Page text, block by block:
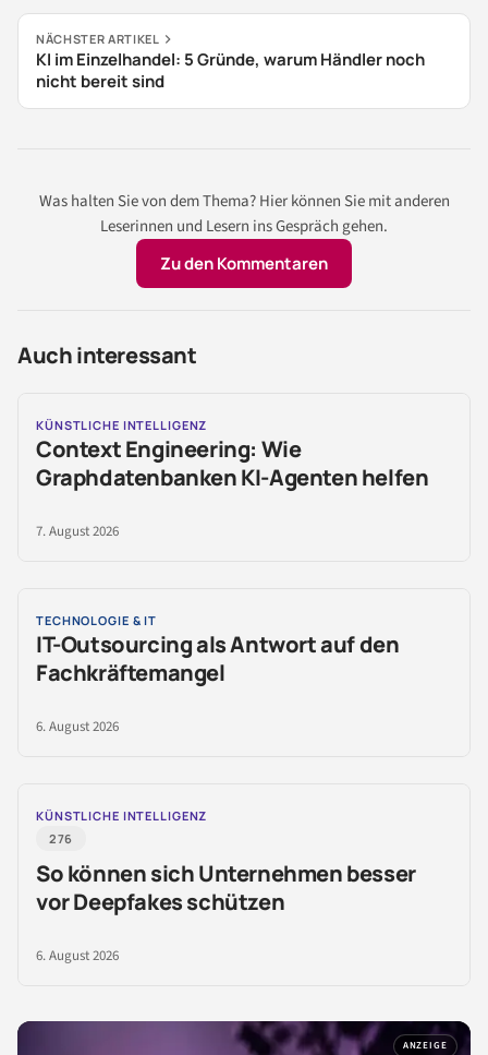
NÄCHSTER ARTIKEL
KI im Einzelhandel: 5 Gründe, warum Händler noch
nicht bereit sind
Was halten Sie von dem Thema? Hier können Sie mit anderen
Leserinnen und Lesern ins Gespräch gehen.
Zu den Kommentaren
Auch interessant
KÜNSTLICHE INTELLIGENZ
Context Engineering: Wie
Graphdatenbanken KI-Agenten helfen
7. August 2026
TECHNOLOGIE & IT
IT-Outsourcing als Antwort auf den
Fachkräftemangel
6. August 2026
KÜNSTLICHE INTELLIGENZ
276
So können sich Unternehmen besser
vor Deepfakes schützen
6. August 2026
ANZEIGE